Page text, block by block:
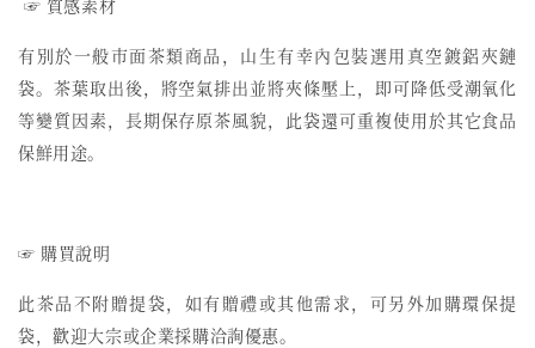
有別於一般市面茶類商品，山生有幸內包裝選用真空鍍鋁夾鏈
袋。茶葉取出後，將空氣排出並將夾條壓上，即可降低受潮氧化
等變質因素，長期保存原茶風貌，此袋還可重複使用於其它食品
保鮮用途。
☞ 購買說明
此茶品不附贈提袋，如有贈禮或其他需求，可另外加購環保提
袋，歡迎大宗或企業採購洽詢優惠。